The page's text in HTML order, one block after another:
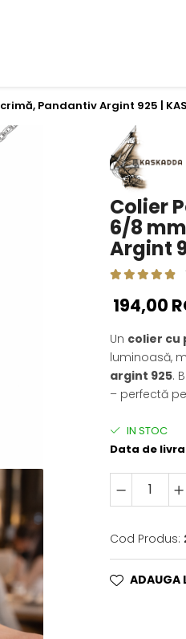
Pandantiv Argint 925 |
Colier
6/8
Argint
194,00
Un colier cu
luminoasă,
argint 925.
– perfectă
IN STOC
Data de
Cod Produs:
ADAUGA